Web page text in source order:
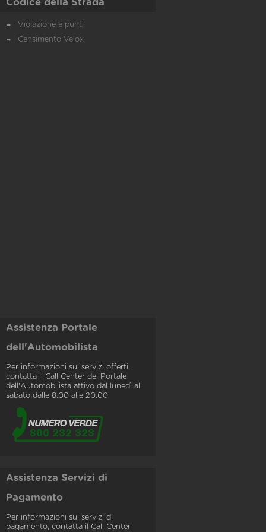
Codice della Strada
Violazione e punti
Censimento Velox
Assistenza Portale
dell'Automobilista
Per informazioni sui servizi offerti,
contatta il Call Center del Portale
dell'Automobilista attivo dal lunedì al
sabato dalle 8.00 alle 20.00
Assistenza Servizi di
Pagamento
Per informazioni sui servizi di
pagamento, contatta il Call Center